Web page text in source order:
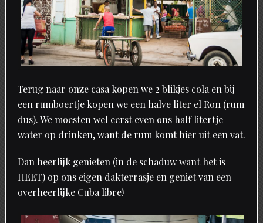
Terug naar onze casa kopen we 2 blikjes cola en bij
een rumboertje kopen we een halve liter el Ron (rum
dus). We moesten wel eerst even ons half litertje
water op drinken, want de rum komt hier uit een vat.
Dan heerlijk genieten (in de schaduw want het is
HEET) op ons eigen dakterrasje en geniet van een
overheerlijke Cuba libre!